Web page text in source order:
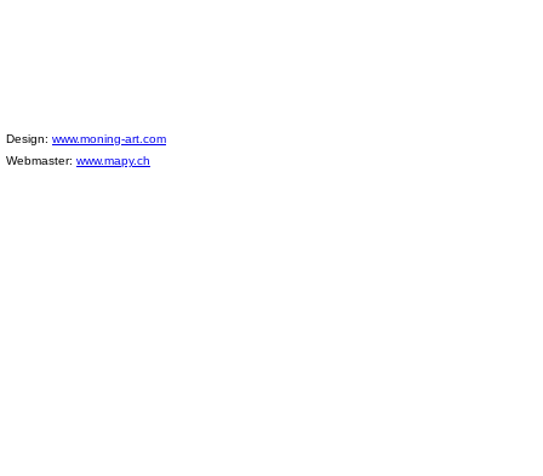
Design: www.moning-art.com
Webmaster: www.mapy.ch